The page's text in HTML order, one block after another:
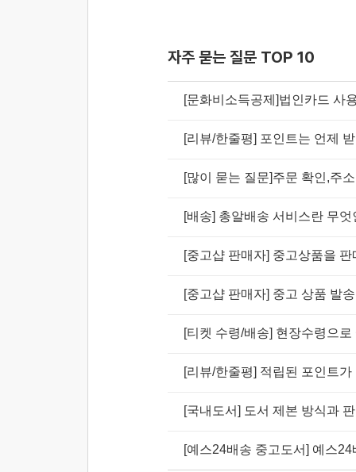
자주 묻는 질문 TOP 10
[문화비소득공제]법인카드 사
[리뷰/한줄평] 포인트는 언제
[많이 묻는 질문]주문 확인,주
[배송] 총알배송 서비스란 무엇
[중고샵 판매자] 중고상품을
[중고샵 판매자] 중고 상품 발
[티켓 수령/배송] 현장수령으
[리뷰/한줄평] 적립된 포인트
[국내도서] 도서 제본 방식과
[예스24배송 중고도서] 예스